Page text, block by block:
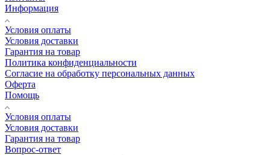
Информация
Условия оплаты
Условия доставки
Гарантия на товар
Политика конфиденциальности
Согласие на обработку персональных данных
Оферта
Помощь
Условия оплаты
Условия доставки
Гарантия на товар
Вопрос-ответ